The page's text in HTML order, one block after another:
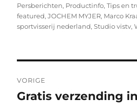
op
Persberichten, Productinfo,Tips en
featured,JOCHEM MYJER, Marco
sportvisserij nederland,Studio vistv,
navigatie
VORIGE
Vorig
Gratis verzending